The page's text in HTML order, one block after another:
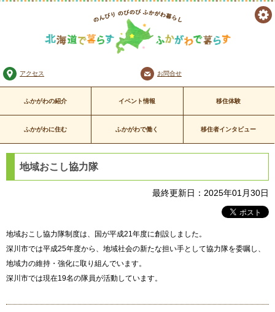
北海道で暮らす ふかがわで暮
らす
のんびり のびのび
アクセス お問合せ
ふかがわの紹介 イベント情報 移住体験
ふかがわに住む ふかがわで働く 移住者インタビュー
地域おこし協力隊
最終更新日：2025年01月30日
地域おこし協力隊制度は、国が平成21年度に創設しました。
深川市では平成25年度から、地域社会の新たな担い手として協力隊を委嘱し、
地域力の維持・強化に取り組んでいます。
深川市では現在19名の隊員が活動しています。